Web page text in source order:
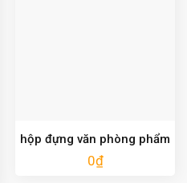
hộp đựng văn phòng phẩm
0₫